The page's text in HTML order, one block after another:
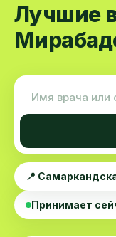
Лучшие
📍
Принимает